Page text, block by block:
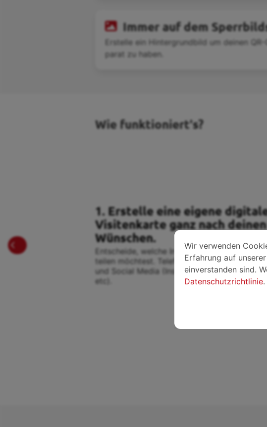
Wir verwenden
Erfahrung auf
einverstanden sind.
Datenschutzrichtlinie.
Immer auf dem
Erstelle ein Hintergrundbild um deinen
parat zu haben.
Wie funktioniert's?
1. Erstelle eine eigene
Visitenkarte ganz nach deinen
Wünschen.
Entscheide, welche Informationen du mit
teilen möchtest. Telefon-Nummer, Email,
und Social Media (Instagram, Twitter,
etc).